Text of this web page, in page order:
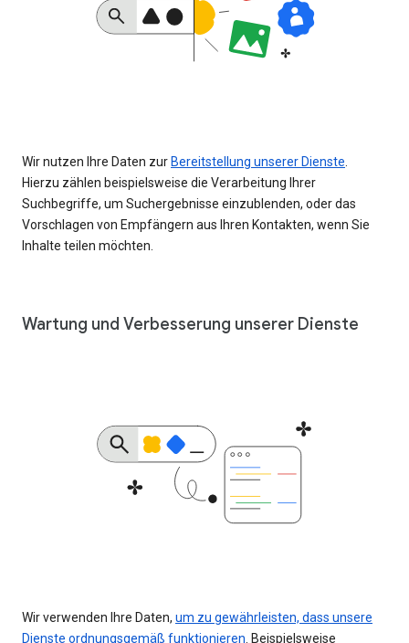
Wir nutzen Ihre Daten zur Bereitstellung unserer Dienste
Hierzu zählen beispielsweise die Verarbeitung Ihrer
Suchbegriffe, um Suchergebnisse einzublenden, oder das
Vorschlagen von Empfängern aus Ihren Kontakten, wenn Sie
Inhalte teilen möchten.
Wartung und Verbesserung unserer Dienste
Wir verwenden Ihre Daten, um zu gewährleisten, dass unsere
Dienste ordnungsgemäß funktionieren . Beispielsweise